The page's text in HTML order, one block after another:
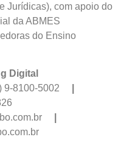
Jurídicas), com apoio do
da ABMES
do Ensino
Digital
9-8100-5002